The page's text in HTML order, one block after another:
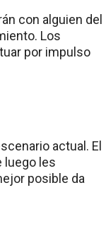
con alguien del
Los
por impulso
actual. El
luego les
posible da